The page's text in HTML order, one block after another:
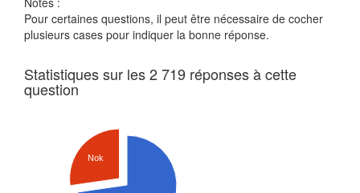
Pour certaines questions, il peut être nécessaire de cocher
plusieurs cases pour indiquer la bonne réponse.
Statistiques sur les 2 719 réponses à cette
question
Nok